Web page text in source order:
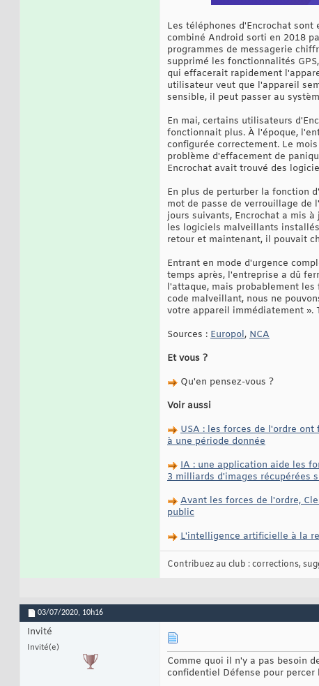
Les téléphones d'Encrochat
combiné Android sorti en 2018
programmes de messagerie
supprimé les fonctionnalités
qui effacerait rapidement
utilisateur veut que l'appareil
sensible, il peut passer au
En mai, certains utilisateurs
fonctionnait plus. À l'époque,
configurée correctement. Le
problème d'effacement de
Encrochat avait trouvé des
En plus de perturber la fonction
mot de passe de verrouillage de
jours suivants, Encrochat a mis
les logiciels malveillants
retour et maintenant, il pouvait
Entrant en mode d'urgence
temps après, l'entreprise a dû
l'attaque, mais probablement
code malveillant, nous ne
votre appareil immédiatement ».
Sources : Europol, NCA
Et vous ?
Qu'en pensez-vous ?
Voir aussi
USA : les forces de l'ordre
à une période donnée
IA : une application aide les
3 milliards d'images récupérées
Avant les forces de l'ordre,
public
L'intelligence artificielle à la
Contribuez au club : corrections,
03/07/2020, 10h16
Invité
Invité(e)
Comme quoi il n'y a pas besoin
confidentiel Défense pour